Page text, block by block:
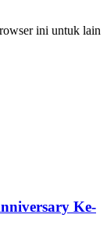
ini untuk lain
Ke-